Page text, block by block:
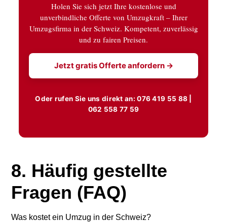
Holen Sie sich jetzt Ihre kostenlose und
unverbindliche Offerte von Umzugkraft – Ihrer
Umzugsfirma in der Schweiz. Kompetent, zuverlässig
und zu fairen Preisen.
Jetzt gratis Offerte anfordern →
Oder rufen Sie uns direkt an:076 419 55 88
062 558 77 59
8. Häufig gestellte
Fragen (FAQ)
Was kostet ein Umzug in der Schweiz?